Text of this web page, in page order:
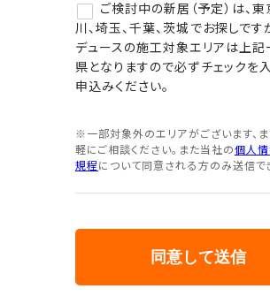
ご検討中の新居（予定）は、東
川、埼玉、千葉、茨城でお探しです
デュースの施工対象エリアは上記
県となりますので必ずチェックを
申込みください。
※一部対象外のエリアがございます、
軽にご相談ください。また当社の個人
規程 について同意される方のみ送信で